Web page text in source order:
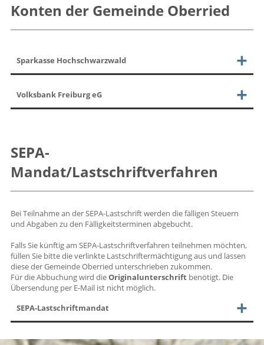
Konten der Gemeinde Oberried
Sparkasse Hochschwarzwald
Volksbank Freiburg eG
SEPA-
Mandat/Lastschriftverfahren
Bei Teilnahme an der SEPA-Lastschrift werden die fälligen Steuern
und Abgaben zu den Fälligkeitsterminen abgebucht.
Falls Sie künftig am SEPA-Lastschriftverfahren teilnehmen möchten,
füllen Sie bitte die verlinkte Lastschriftermächtigung aus und lassen
diese der Gemeinde Oberried unterschrieben zukommen.
Für die Abbuchung wird dieOriginalunterschriftbenötigt. Die
Übersendung per E-Mail ist nicht möglich.
SEPA-Lastschriftmandat